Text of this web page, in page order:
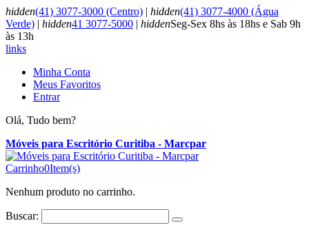
hidden(41) 3077-3000 (Centro) | hidden(41) 3077-4000 (Água
Verde) | hidden41 3077-5000 | hiddenSeg-Sex 8hs às 18hs e Sab 9h
às 13h
links
Minha Conta
Meus Favoritos
Entrar
Olá, Tudo bem?
Móveis para Escritório Curitiba - Marcpar
Carrinho0Item(s)
Nenhum produto no carrinho.
Buscar: